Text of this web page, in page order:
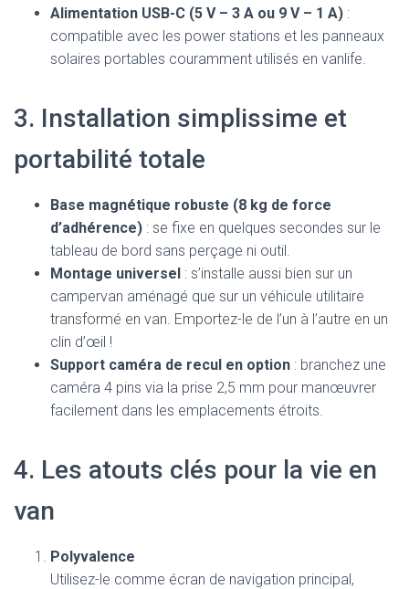
Alimentation USB-C (5 V – 3 A ou 9 V – 1 A) :
compatible avec les power stations et les panneaux
solaires portables couramment utilisés en vanlife.
3. Installation simplissime et
portabilité totale
Base magnétique robuste (8 kg de force
d’adhérence) : se fixe en quelques secondes sur le
tableau de bord sans perçage ni outil.
Montage universel : s’installe aussi bien sur un
campervan aménagé que sur un véhicule utilitaire
transformé en van. Emportez-le de l’un à l’autre en un
clin d’œil !
Support caméra de recul en option : branchez une
caméra 4 pins via la prise 2,5 mm pour manœuvrer
facilement dans les emplacements étroits.
4. Les atouts clés pour la vie en
van
Polyvalence
Utilisez-le comme écran de navigation principal,